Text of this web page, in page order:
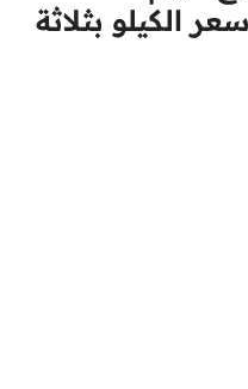
سعر الكيلو بثلاثة